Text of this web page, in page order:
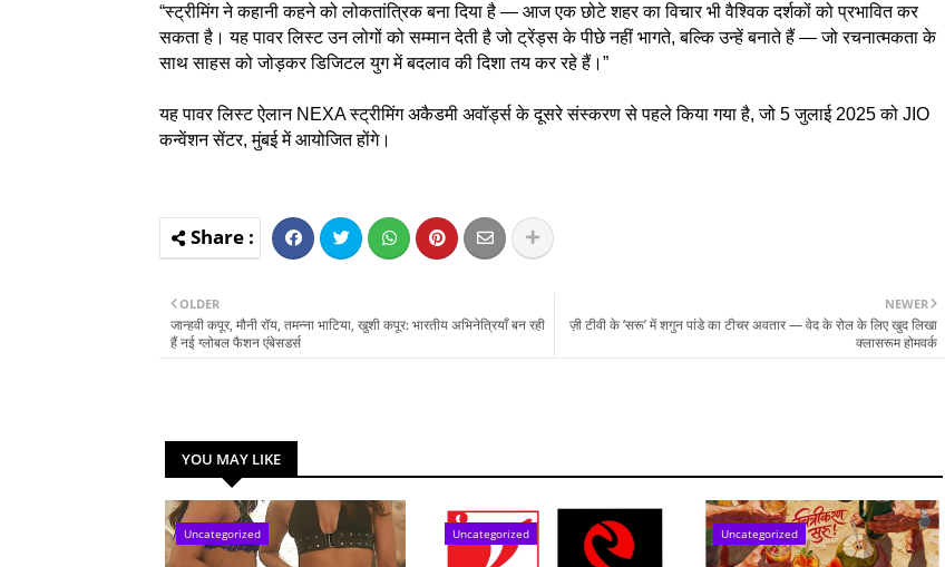
“स्ट्रीमिंग ने कहानी कहने को लोकतांत्रिक बना दिया है — आज एक छोटे शहर का विचार भी वैश्विक दर्शकों को प्रभावित कर
सकता है। यह पावर लिस्ट उन लोगों को सम्मान देती है जो ट्रेंड्स के पीछे नहीं भागते, बल्कि उन्हें बनाते हैं — जो रचनात्मकता के
साथ साहस को जोड़कर डिजिटल युग में बदलाव की दिशा तय कर रहे हैं।”
यह पावर लिस्ट ऐलान NEXA स्ट्रीमिंग अकैडमी अवॉर्ड्स के दूसरे संस्करण से पहले किया गया है, जो 5 जुलाई 2025 को JIO
कन्वेंशन सेंटर, मुंबई में आयोजित होंगे।
NEWER
ज़ी टीवी के ‘सरू’ में शगुन पांडे का टीचर अवतार — वेद के रोल के लिए खुद लिखा
क्लासरूम होमवर्क
OLDER
जान्हवी कपूर, मौनी रॉय, तमन्ना भाटिया, खुशी कपूर: भारतीय अभिनेत्रियाँ बन रही
हैं नई ग्लोबल फैशन एंबेसडर्स
YOU MAY LIKE
Uncategorized Uncategorized Uncategorized